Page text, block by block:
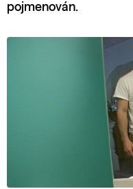
pojmenován.